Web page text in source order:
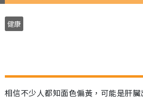
健康
相信不少人都知面色偏黃，可能是肝